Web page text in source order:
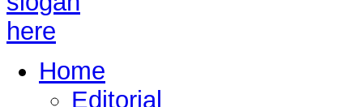
Home
Editorial